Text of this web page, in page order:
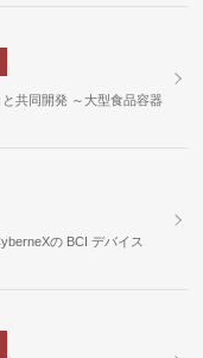
共同開発 ～大型食品容器
の BCI デバイス